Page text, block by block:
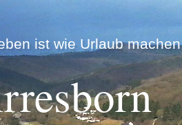
ist wie Urlaub